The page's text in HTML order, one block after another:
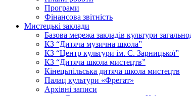
Програми
Фінансова звітність
Мистецькі заклади
Базова мережа закладів культури
КЗ “Дитяча музична школа”
КЗ “Центр культури ім. Є. Зарницької”
КЗ “Дитяча школа мистецтв”
Кінецьпільська дитяча школа мистецтв
Палац культури «Фрегат»
Архівні записи